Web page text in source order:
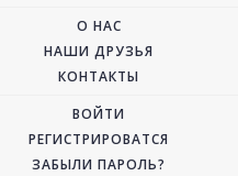
О НАС
НАШИ ДРУЗЬЯ
КОНТАКТЫ
ВОЙТИ
РЕГИСТРИРОВАТСЯ
ЗАБЫЛИ ПАРОЛЬ?